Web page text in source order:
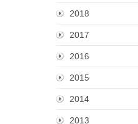
2018
2017
2016
2015
2014
2013